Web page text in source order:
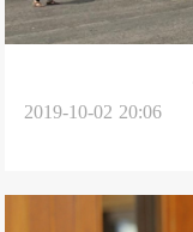
2019-10-02 20:06